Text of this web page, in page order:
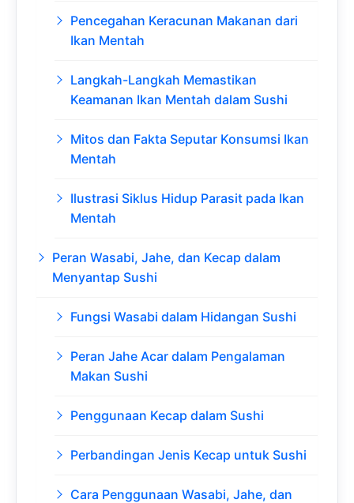
Pencegahan Keracunan Makanan dari
Ikan Mentah
Langkah-Langkah Memastikan
Keamanan Ikan Mentah dalam Sushi
Mitos dan Fakta Seputar Konsumsi Ikan
Mentah
Ilustrasi Siklus Hidup Parasit pada Ikan
Mentah
Peran Wasabi, Jahe, dan Kecap dalam
Menyantap Sushi
Fungsi Wasabi dalam Hidangan Sushi
Peran Jahe Acar dalam Pengalaman
Makan Sushi
Penggunaan Kecap dalam Sushi
Perbandingan Jenis Kecap untuk Sushi
Cara Penggunaan Wasabi, Jahe, dan